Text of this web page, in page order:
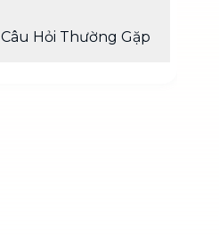
Câu Hỏi Thường Gặp